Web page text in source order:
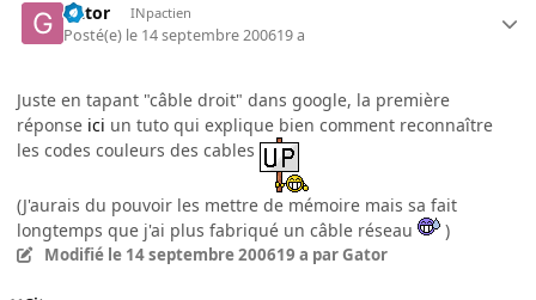
Gator INpactien
Posté(e) le 14 septembre 200619 a
Juste en tapant "câble droit" dans google, la première
réponse ici un tuto qui explique bien comment reconnaître
les codes couleurs des cables
(J'aurais du pouvoir les mettre de mémoire mais sa fait
longtemps que j'ai plus fabriqué un câble réseau
)
Modifié le 14 septembre 200619 a par Gator